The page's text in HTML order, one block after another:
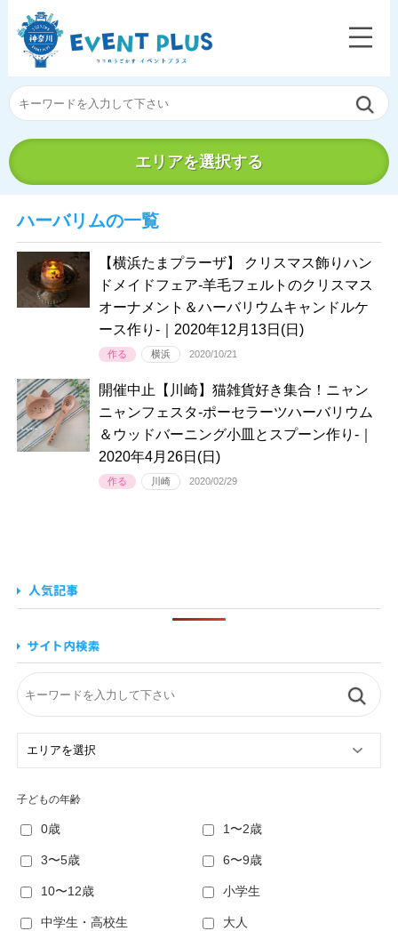
エリアを選択する
ハーバリムの一覧
【横浜たまプラーザ】 クリスマス飾りハン
ドメイドフェア-羊毛フェルトのクリスマス
オーナメント＆ハーバリウムキャンドルケ
ース作り-｜2020年12月13日(日)
作る 横浜 2020/10/21
開催中止【川崎】猫雑貨好き集合！ニャン
ニャンフェスタ-ポーセラーツハーバリウム
＆ウッドバーニング小皿とスプーン作り-｜
2020年4月26日(日)
作る 川崎 2020/02/29
子どもの年齢
0歳 1〜2歳
3〜5歳 6〜9歳
10〜12歳 小学生
中学生・高校生 大人